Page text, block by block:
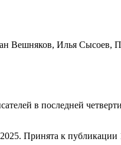
Вешняков, Илья
в последней
Принята к публикации